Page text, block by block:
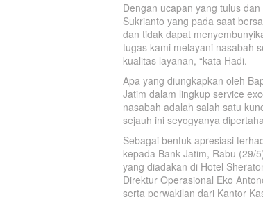
Dengan ucapan yang tulus
Sukrianto yang pada saat
dan tidak dapat
tugas kami melayani nasabah
kualitas layanan, “kata Hadi.
Apa yang diungkapkan oleh
Jatim dalam lingkup service
nasabah adalah salah satu
sejauh ini seyogyanya
Sebagai bentuk apresiasi
kepada Bank Jatim, Rabu (29/
yang diadakan di Hotel
Direktur Operasional Eko
serta perwakilan dari Kantor